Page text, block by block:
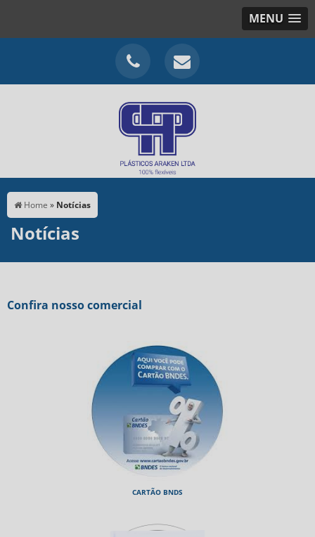
MENU
Home » Notícias
Notícias
Confira nosso comercial
CARTÃO BNDS